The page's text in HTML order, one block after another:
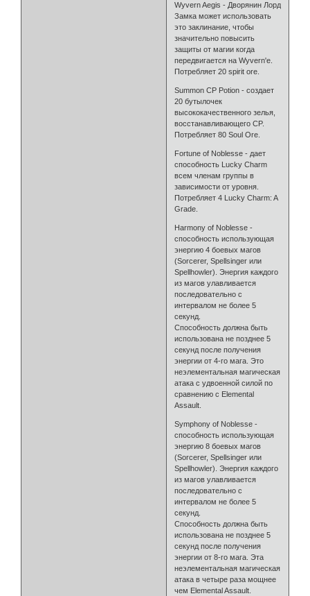
Wyvern Aegis - Дворянин Лорд
Замка может использовать
это заклинание, чтобы
значительно повысить
защиты от магии когда
передвигается на Wyvern'е.
Потребляет 20 spirit ore.
Summon CP Potion - создает
20 бутылочек
высококачественного зелья,
восстанавливающего CP.
Потребляет 80 Soul Ore.
Fortune of Noblesse - дает
способность Lucky Charm
всем членам группы в
зависимости от уровня.
Потребляет 4 Lucky Charm: A
Grade.
Harmony of Noblesse -
способность использующая
энергию 4 боевых магов
(Sorcerer, Spellsinger или
Spellhowler). Энергия каждого
из магов улавливается
последовательно с
интервалом не более 5
секунд.
Способность должна быть
использована не позднее 5
секунд после получения
энергии от 4-го мага. Это
неэлементальная магическая
атака с удвоенной силой по
сравнению с Elemental
Assault.
Symphony of Noblesse -
способность использующая
энергию 8 боевых магов
(Sorcerer, Spellsinger или
Spellhowler). Энергия каждого
из магов улавливается
последовательно с
интервалом не более 5
секунд.
Способность должна быть
использована не позднее 5
секунд после получения
энергии от 8-го мага. Эта
неэлементальная магическая
атака в четыре раза мощнее
чем Elemental Assault.